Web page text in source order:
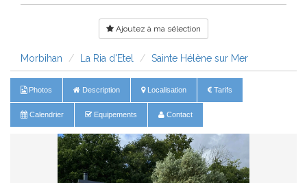
Ajoutez à ma sélection
Morbihan La Ria d'Etel Sainte Hélène sur Mer
Photos Description Localisation Tarifs
Calendrier Equipements Contact